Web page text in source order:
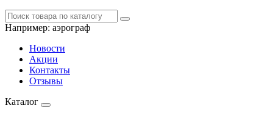
Например: аэрограф
Новости
Акции
Контакты
Отзывы
Каталог